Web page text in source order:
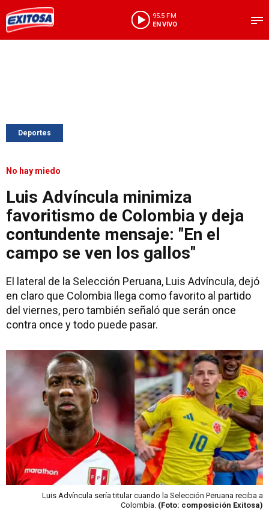
95.5 FM
EN VIVO
Deportes
No hay miedo
Luis Advíncula minimiza
favoritismo de Colombia y deja
contundente mensaje: "En el
campo se ven los gallos"
El lateral de la Selección Peruana, Luis Advíncula, dejó
en claro que Colombia llega como favorito al partido
del viernes, pero también señaló que serán once
contra once y todo puede pasar.
Luis Advíncula sería titular cuando la Selección Peruana reciba a
Colombia. (Foto: composición Exitosa)